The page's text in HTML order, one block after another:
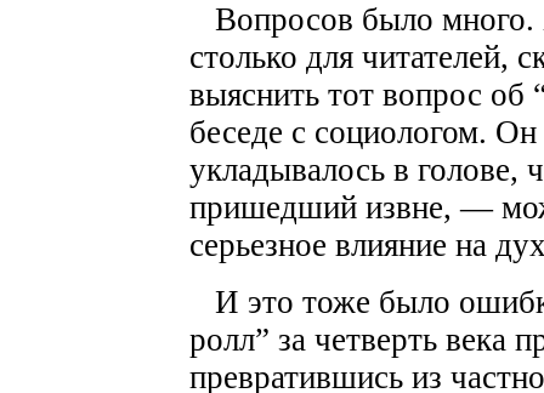
Вопросов было много.
столько для читателей,
выяснить тот вопрос об
беседе с социологом.
укладывалось в
пришедший извне, —
серьезное влияние на
И это тоже было
ролл” за четверть века
превратившись из